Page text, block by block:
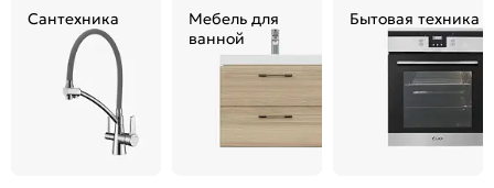
Сантехника
Мебель для
ванной
Бытовая техника